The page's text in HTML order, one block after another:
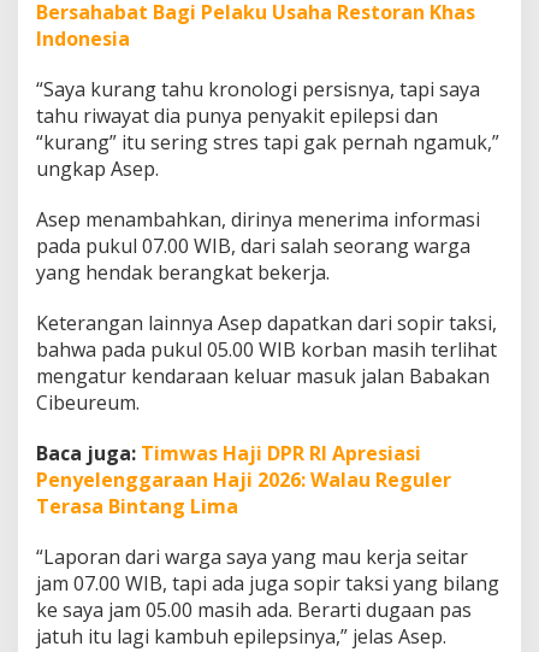
i
Bersahabat Bagi Pelaku Usaha Restoran Khas
Indonesia
“Saya kurang tahu kronologi persisnya, tapi saya
tahu riwayat dia punya penyakit epilepsi dan
“kurang” itu sering stres tapi gak pernah ngamuk,”
ungkap Asep.
Asep menambahkan, dirinya menerima informasi
pada pukul 07.00 WIB, dari salah seorang warga
yang hendak berangkat bekerja.
Keterangan lainnya Asep dapatkan dari sopir taksi,
bahwa pada pukul 05.00 WIB korban masih terlihat
mengatur kendaraan keluar masuk jalan Babakan
Cibeureum.
Baca juga: Timwas Haji DPR RI Apresiasi
Penyelenggaraan Haji 2026: Walau Reguler
Terasa Bintang Lima
“Laporan dari warga saya yang mau kerja seitar
jam 07.00 WIB, tapi ada juga sopir taksi yang bilang
ke saya jam 05.00 masih ada. Berarti dugaan pas
jatuh itu lagi kambuh epilepsinya,” jelas Asep.